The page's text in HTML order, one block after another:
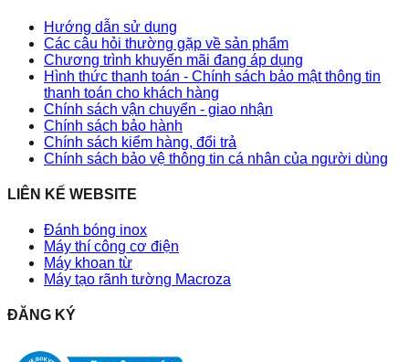
Hướng dẫn sử dụng
Các câu hỏi thường gặp về sản phẩm
Chương trình khuyến mãi đang áp dụng
Hình thức thanh toán - Chính sách bảo mật thông tin
thanh toán cho khách hàng
Chính sách vận chuyển - giao nhận
Chính sách bảo hành
Chính sách kiểm hàng, đổi trả
Chính sách bảo vệ thông tin cá nhân của người dùng
LIÊN KẾ WEBSITE
Đánh bóng inox
Máy thí công cơ điện
Máy khoan từ
Máy tạo rãnh tường Macroza
ĐĂNG KÝ